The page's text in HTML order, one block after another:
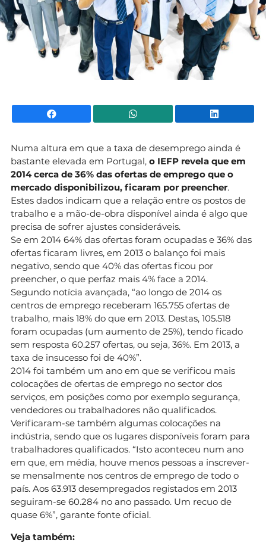
Facebook WhatsApp
Numa altura em que a taxa de desemprego ainda é
bastante elevada em Portugal, o IEFP revela que em
2014 cerca de 36% das ofertas de emprego que o
mercado disponibilizou, ficaram por preencher.
Estes dados indicam que a relação entre os postos de
trabalho e a mão-de-obra disponível ainda é algo que
precisa de sofrer ajustes consideráveis.
Se em 2014 64% das ofertas foram ocupadas e 36% das
ofertas ficaram livres, em 2013 o balanço foi mais
negativo, sendo que 40% das ofertas ficou por
preencher, o que perfaz mais 4% face a 2014.
Segundo notícia avançada, “ao longo de 2014 os
centros de emprego receberam 165.755 ofertas de
trabalho, mais 18% do que em 2013. Destas, 105.518
foram ocupadas (um aumento de 25%), tendo ficado
sem resposta 60.257 ofertas, ou seja, 36%. Em 2013, a
taxa de insucesso foi de 40%”.
2014 foi também um ano em que se verificou mais
colocações de ofertas de emprego no sector dos
serviços, em posições como por exemplo segurança,
vendedores ou trabalhadores não qualificados.
Verificaram-se também algumas colocações na
indústria, sendo que os lugares disponíveis foram para
trabalhadores qualificados. “Isto aconteceu num ano
em que, em média, houve menos pessoas a inscrever-
se mensalmente nos centros de emprego de todo o
país. Aos 63.913 desempregados registados em 2013
seguiram-se 60.284 no ano passado. Um recuo de
quase 6%”, garante fonte oficial.
Veja também: